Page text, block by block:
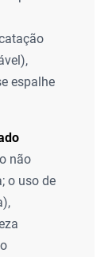
espalhe
não
o uso de